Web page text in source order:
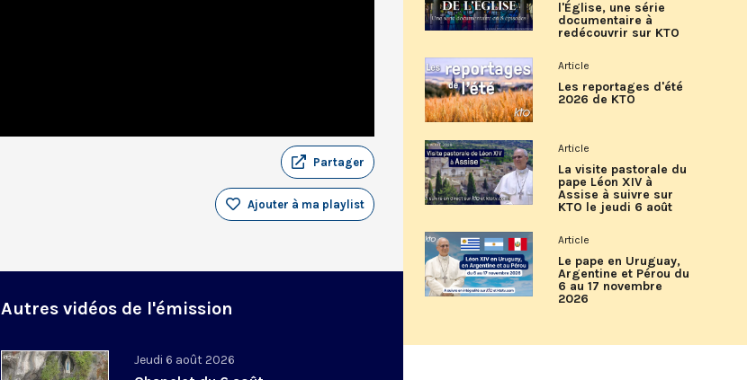
Partager
Ajouter à ma playlist
Autres vidéos de l'émission
Jeudi 6 août 2026
l'Église, une série
documentaire à
redécouvrir sur KTO
Article
Les reportages d'été
2026 de KTO
Article
La visite pastorale du
pape Léon XIV à
Assise à suivre sur
KTO le jeudi 6 août
Article
Le pape en Uruguay,
Argentine et Pérou du
6 au 17 novembre
2026